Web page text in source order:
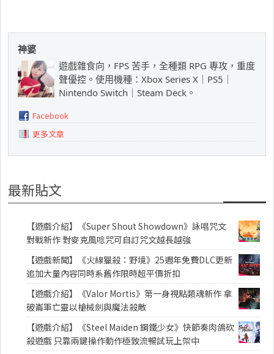
神婆
遊戲雜食向，FPS 苦手，全種類 RPG 專攻，重度
聲優控。使用機種：Xbox Series X｜PS5｜
Nintendo Switch｜Steam Deck。
Facebook
更多文章
最新貼文
【遊戲介紹】《Super Shout Showdown》詠唱咒文
對戰新作 對麥克風唸咒可自訂咒文越長越強
【遊戲新聞】《火線獵殺：野境》25週年免費DLC更新
追加大量內容同時系舊作限時超平價折扣
【遊戲介紹】《Valor Mortis》第一身視點類魂新作 拿
破崙軍亡靈以槍械劍與魔法殺敵
【遊戲介紹】《Steel Maiden 鋼鐵少女》快節奏肉鴿砍
殺遊戲 只靠兩鍵操作動作極致流暢試玩上架中